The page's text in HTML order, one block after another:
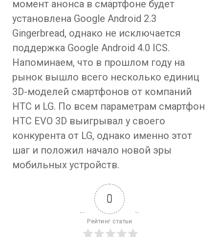
момент анонса в смартфоне будет
установлена Google Android 2.3
Gingerbread, однако не исключается
поддержка Google Android 4.0 ICS.
Напоминаем, что в прошлом году на
рынок вышло всего несколько единиц
3D-моделей смартфонов от компаний
HTC и LG. По всем параметрам смартфон
HTC EVO 3D выигрывал у своего
конкурента от LG, однако именно этот
шаг и положил начало новой эры
мобильных устройств.
0
Рейтинг статьи